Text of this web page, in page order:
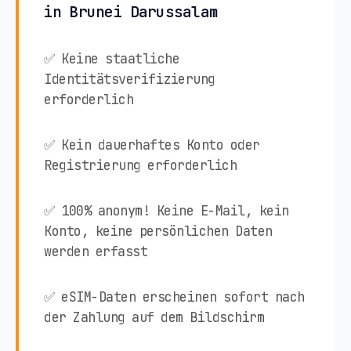
in Brunei Darussalam
✅ Keine staatliche
Identitätsverifizierung
erforderlich
✅ Kein dauerhaftes Konto oder
Registrierung erforderlich
✅ 100% anonym! Keine E-Mail, kein
Konto, keine persönlichen Daten
werden erfasst
✅ eSIM-Daten erscheinen sofort nach
der Zahlung auf dem Bildschirm